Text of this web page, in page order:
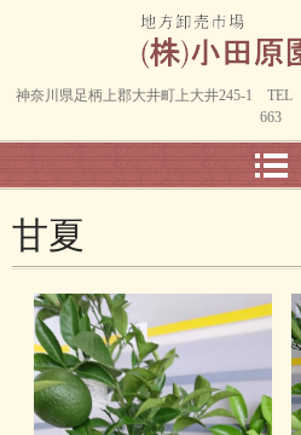
神奈川県足柄上郡大井町上大井245-1 TEL
663
甘夏